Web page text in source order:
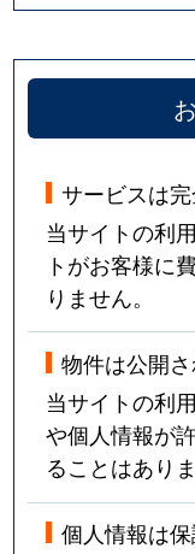
サービスは
当サイトの利
トがお客様に
りません。
物件は公開
当サイトの利
や個人情報が
ることはありま
個人情報は